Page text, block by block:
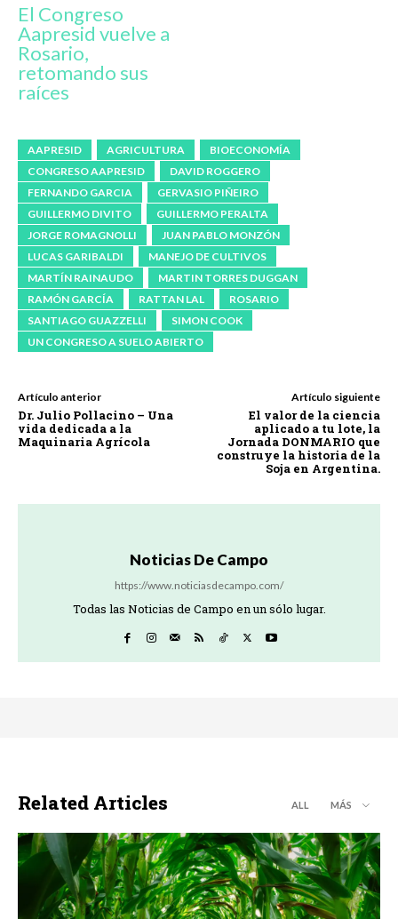
El Congreso
Aapresid vuelve a
Rosario,
retomando sus
raíces
AAPRESID AGRICULTURA
BIOECONOMÍA
CONGRESO AAPRESID
DAVID ROGGERO
FERNANDO GARCIA
GERVASIO PIÑEIRO
GUILLERMO DIVITO
GUILLERMO PERALTA
JORGE ROMAGNOLLI
JUAN PABLO MONZÓN
LUCAS GARIBALDI
MANEJO DE CULTIVOS
MARTÍN RAINAUDO
MARTIN TORRES DUGGAN
RAMÓN GARCÍA
RATTAN LAL
ROSARIO
SANTIAGO GUAZZELLI
SIMON COOK
UN CONGRESO A SUELO ABIERTO
Artículo anterior
Dr. Julio Pollacino – Una
vida dedicada a la
Maquinaria Agrícola
Artículo siguiente
El valor de la ciencia
aplicado a tu lote, la
Jornada DONMARIO que
construye la historia de la
Soja en Argentina.
Noticias De Campo
https://www.noticiasdecampo.com/
Todas las Noticias de Campo en un sólo lugar.
Related Articles ALL MÁS